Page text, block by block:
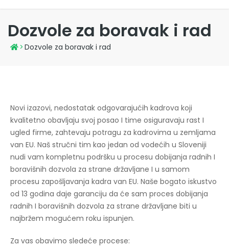
Dozvole za boravak i rad
> Dozvole za boravak i rad
Novi izazovi, nedostatak odgovarajućih kadrova koji
kvalitetno obavljaju svoj posao I time osiguravaju rast I
ugled firme, zahtevaju potragu za kadrovima u zemljama
van EU. Naš stručni tim kao jedan od vodećih u Sloveniji
nudi vam kompletnu podršku u procesu dobijanja radnih I
boravišnih dozvola za strane državljane I u samom
procesu zapošljavanja kadra van EU. Naše bogato iskustvo
od 13 godina daje garanciju da će sam proces dobijanja
radnih I boravišnih dozvola za strane državljane biti u
najbržem mogućem roku ispunjen.
Za vas obavimo sledeće procese: